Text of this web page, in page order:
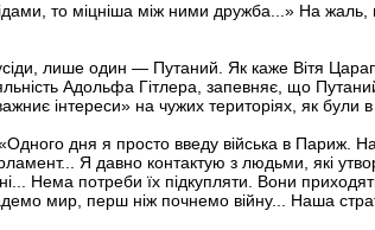
то міцніша між ними дружба...» На жаль,
лише один — Путаний. Як каже Вітя
Адольфа Гітлера, запевняє, що
інтереси» на чужих територіях, як були в
дня я просто введу війська в Париж.
Я давно контактую з людьми, які
Нема потреби їх підкупляти. Вони
мир, перш ніж почнемо війну... Наша